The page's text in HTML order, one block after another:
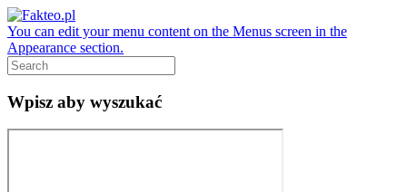
You can edit your menu content on the Menus screen in the
Appearance section.
Wpisz aby wyszukać